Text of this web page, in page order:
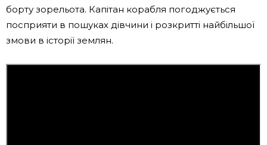
борту зорельота. Капітан корабля погоджується
посприяти в пошуках дівчини і розкритті найбільшої
змови в історії землян.